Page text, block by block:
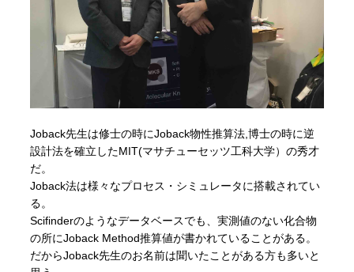
Joback先生は修士の時にJoback物性推算法,博士の時に逆
設計法を確立したMIT(マサチューセッツ工科大学）の秀才
だ。
Joback法は様々なプロセス・シミュレータに搭載されてい
る。
Scifinderのようなデータベースでも、実測値のない化合物
の所にJoback Method推算値が書かれていることがある。
だからJoback先生のお名前は聞いたことがある方も多いと